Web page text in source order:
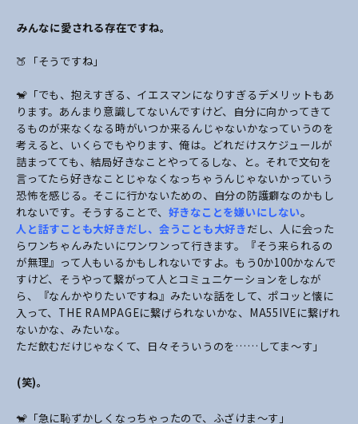
――みんなに愛される存在ですね。
🍑「そうですね」
🐒「でも、抱えすぎる、イエスマンになりすぎるデメリットもあ
ります。あんまり意識してないんですけど、自分に向かってきて
るものが来なくなる時がいつか来るんじゃないかなっていうのを
考えると、いくらでもやります、俺は。どれだけスケジュールが
詰まってても、結局好きなことやってるしな、と。それで文句を
言ってたら好きなことじゃなくなっちゃうんじゃないかっていう
恐怖を感じる。そこに行かないための、自分の防護癖なのかもし
れないです。そうすることで、 好きなことを嫌いにしない。
人と話すことも大好きだし、会うことも大好きだし、人に会った
らワンちゃんみたいにワンワンって行きます。『そう来られるの
が無理』って人もいるかもしれないですよ。もう0か100かなんで
すけど、そうやって繋がって人とコミュニケーションをしなが
ら、『なんかやりたいですね』みたいな話をして、ポコッと懐に
入って、THE RAMPAGEに繋げられないかな、MA55IVEに繋げれ
ないかな、みたいな。
ただ飲むだけじゃなくて、日々そういうのを……してま～す」
――(笑)。
🐒「急に恥ずかしくなっちゃったので、ふざけま～す」